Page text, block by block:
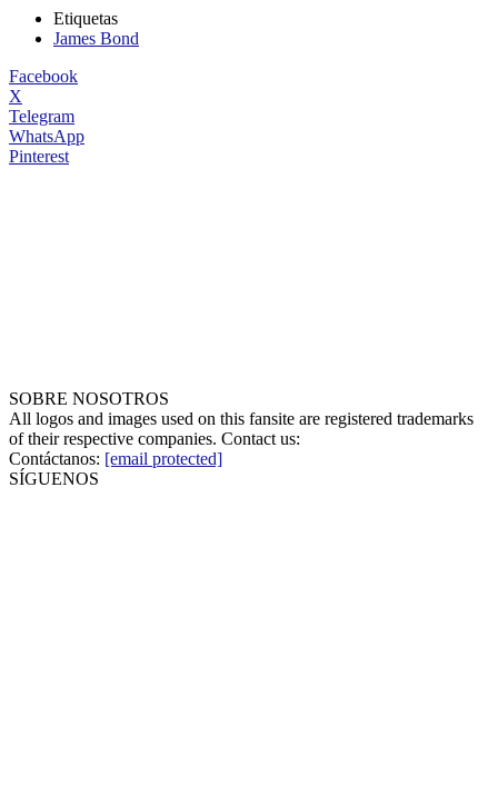
Etiquetas
James Bond
Facebook
X
Telegram
WhatsApp
Pinterest
SOBRE NOSOTROS
All logos and images used on this fansite are registered trademarks
of their respective companies. Contact us:
Contáctanos: [email protected]
SÍGUENOS